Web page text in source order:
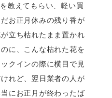
教えてもらい、軽い買
お正月休みの残り香が
立ち枯れたまま置かれ
に、こんな枯れた花を
クインの際に横目で見
れど、翌日業者の人が
にお正月が終わったば